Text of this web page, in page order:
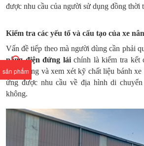
sản phẩm
được nhu cầu của người sử dụng đồng thời
Kiểm tra các yếu tố và cấu tạo của xe
Vấn đề tiếp theo mà người dùng cần phải
nâng điện đứng láichính là kiểm tra kết
hay không và xem xét kỹ chất liệu bánh
ứng được nhu cầu về địa hình di
không.